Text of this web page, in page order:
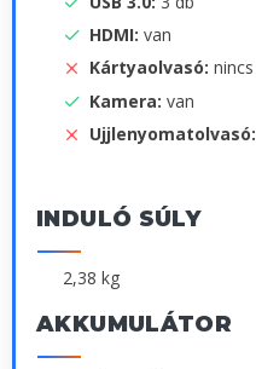
HDMI: van
Kártyaolvasó: nincs
Kamera: van
Ujjlenyomatolvasó:
INDULÓ SÚLY
2,38 kg
AKKUMULÁTOR